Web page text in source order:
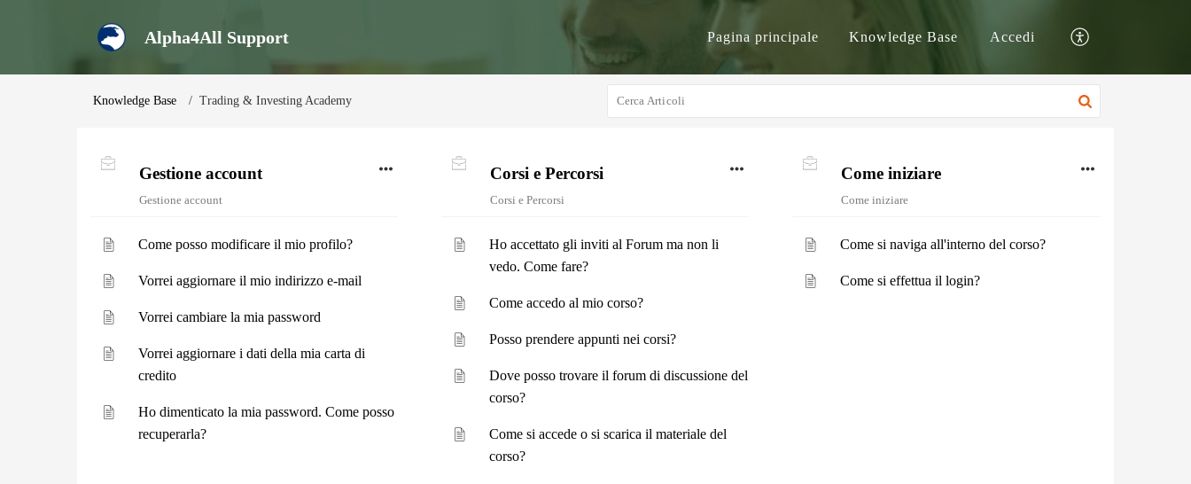
Alpha4All Support Pagina principale Knowledge Base Accedi
Knowledge Base Trading & Investing Academy
Gestione account
Gestione account
Come posso modificare il mio profilo?
Vorrei aggiornare il mio indirizzo e-mail
Vorrei cambiare la mia password
Vorrei aggiornare i dati della mia carta di
credito
Ho dimenticato la mia password. Come posso
recuperarla?
Corsi e Percorsi
Corsi e Percorsi
Ho accettato gli inviti al Forum ma non li
vedo. Come fare?
Come accedo al mio corso?
Posso prendere appunti nei corsi?
Dove posso trovare il forum di discussione del
corso?
Come si accede o si scarica il materiale del
corso?
Come iniziare
Come iniziare
Come si naviga all'interno del corso?
Come si effettua il login?